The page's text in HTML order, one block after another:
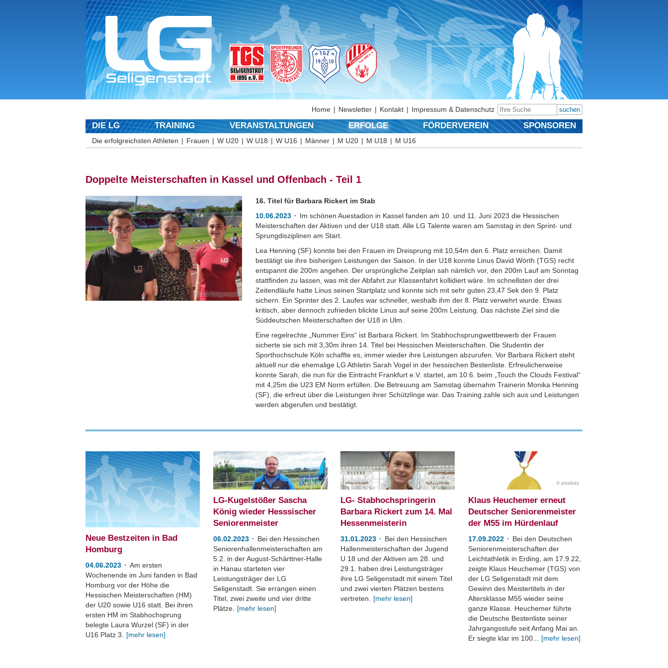
suchen
Home Newsletter Kontakt Impressum & Datenschutz
DIE LG TRAINING VERANSTALTUNGEN ERFOLGE FÖRDERVEREIN SPONSOREN
Die erfolgreichsten Athleten Frauen W U20 W U18 W U16 Männer M U20 M U18 M U16
Doppelte Meisterschaften in Kassel und Offenbach - Teil 1
LG Seligenstadt
16. Titel für Barbara Rickert im Stab
10.06.2023
Im schönen Auestadion in Kassel fanden am 10. und 11. Juni 2023 die Hessischen
Meisterschaften der Aktiven und der U18 statt. Alle LG Talente waren am Samstag in den Sprint- und
Sprungdisziplinen am Start.
Lea Henning (SF) konnte bei den Frauen im Dreisprung mit 10,54m den 6. Platz erreichen. Damit
bestätigt sie ihre bisherigen Leistungen der Saison. In der U18 konnte Linus David Wörth (TGS) recht
entspannt die 200m angehen. Der ursprüngliche Zeitplan sah nämlich vor, den 200m Lauf am Sonntag
stattfinden zu lassen, was mit der Abfahrt zur Klassenfahrt kollidiert wäre. Im schnellsten der drei
Zeitendläufe hatte Linus seinen Startplatz und konnte sich mit sehr guten 23,47 Sek den 9. Platz
sichern. Ein Sprinter des 2. Laufes war schneller, weshalb ihm der 8. Platz verwehrt wurde. Etwas
kritisch, aber dennoch zufrieden blickte Linus auf seine 200m Leistung. Das nächste Ziel sind die
Süddeutschen Meisterschaften der U18 in Ulm.
Eine regelrechte „Nummer Eins“ ist Barbara Rickert. Im Stabhochsprungwettbewerb der Frauen
sicherte sie sich mit 3,30m ihren 14. Titel bei Hessischen Meisterschaften. Die Studentin der
Sporthochschule Köln schaffte es, immer wieder ihre Leistungen abzurufen. Vor Barbara Rickert steht
aktuell nur die ehemalige LG Athletin Sarah Vogel in der hessischen Bestenliste. Erfreulicherweise
konnte Sarah, die nun für die Eintracht Frankfurt e.V. startet, am 10.6. beim „Touch the Clouds Festival“
mit 4,25m die U23 EM Norm erfüllen. Die Betreuung am Samstag übernahm Trainerin Monika Henning
(SF), die erfreut über die Leistungen ihrer Schützlinge war. Das Training zahle sich aus und Leistungen
werden abgerufen und bestätigt.
Neue Bestzeiten in Bad
Homburg
04.06.2023
Am ersten
Wochenende im Juni fanden in Bad
Homburg vor der Höhe die
Hessischen Meisterschaften (HM)
der U20 sowie U16 statt. Bei ihren
ersten HM im Stabhochsprung
belegte Laura Wurzel (SF) in der
U16 Platz 3. [mehr lesen]
LG-Kugelstößer Sascha
König wieder Hesssischer
Seniorenmeister
06.02.2023
Bei den Hessischen
Seniorenhallenmeisterschaften am
5.2. in der August-Schärttner-Halle
in Hanau starteten vier
Leistungsträger der LG
Seligenstadt. Sie errangen einen
Titel, zwei zweite und vier dritte
Plätze.
[mehr lesen]
LG- Stabhochspringerin
Barbara Rickert zum 14. Mal
Hessenmeisterin
31.01.2023
Bei den Hessischen
Hallenmeisterschaften der Jugend
U 18 und der Aktiven am 28. und
29.1. haben drei Leistungsträger
ihre LG Seligenstadt mit einem Titel
und zwei vierten Plätzen bestens
vertreten.
[mehr lesen]
pixabay
Klaus Heuchemer erneut
Deutscher Seniorenmeister
der M55 im Hürdenlauf
17.09.2022
Bei den Deutschen
Seniorenmeisterschaften der
Leichtathletik in Erding, am 17.9.22,
zeigte Klaus Heuchemer (TGS) von
der LG Seligenstadt mit dem
Gewinn des Meistertitels in der
Altersklasse M55 wieder seine
ganze Klasse. Heuchemer führte
die Deutsche Bestenliste seiner
Jahrgangsstufe seit Anfang Mai an.
Er siegte klar im 100...
[mehr lesen]